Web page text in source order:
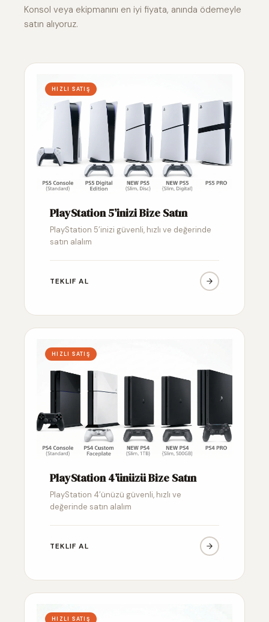
Konsol veya ekipmanını en iyi fiyata, anında ödemeyle
satın alıyoruz.
HIZLI SATIŞ
PlayStation 5’inizi Bize Satın
PlayStation 5’inizi güvenli, hızlı ve değerinde
satın alalım
TEKLIF AL
HIZLI SATIŞ
PlayStation 4’ünüzü Bize Satın
PlayStation 4’ünüzü güvenli, hızlı ve
değerinde satın alalım
TEKLIF AL
HIZLI SATIŞ